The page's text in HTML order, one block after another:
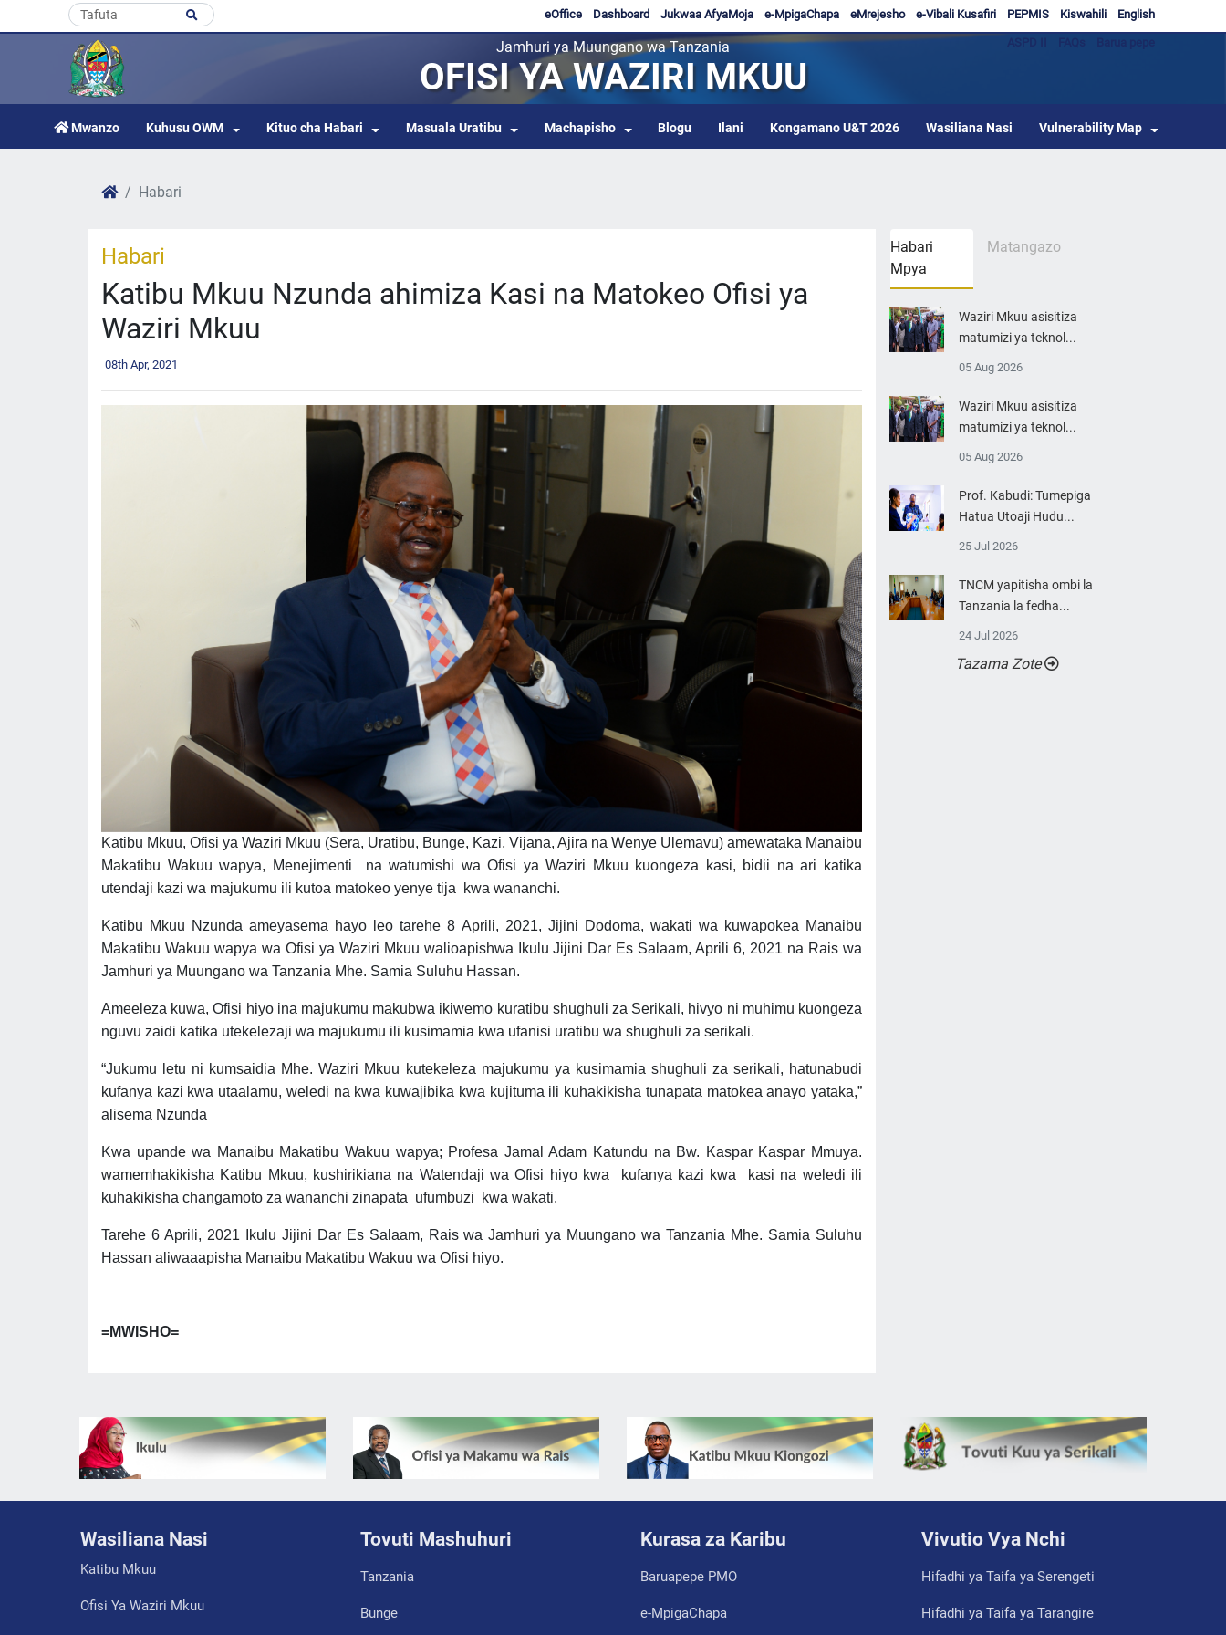
English
Kiswahili
PEPMIS
e-Vibali Kusafiri
eMrejesho
e-MpigaChapa
Jukwaa AfyaMoja
Dashboard
eOffice
Jamhuri ya Muungano wa Tanzania
OFISI YA WAZIRI MKUU
Mwanzo Kuhusu OWM Kituo cha Habari Masuala Uratibu Machapisho Blogu Ilani Kongamano U&T 2026 Wasiliana Nasi Vulnerability Map
Habari
Habari
Katibu Mkuu Nzunda ahimiza Kasi na Matokeo Ofisi ya
Waziri Mkuu
08th Apr, 2021
Katibu Mkuu, Ofisi ya Waziri Mkuu (Sera, Uratibu, Bunge, Kazi, Vijana, Ajira na Wenye Ulemavu) amewataka Manaibu
Makatibu Wakuu wapya, Menejimenti na watumishi wa Ofisi ya Waziri Mkuu kuongeza kasi, bidii na ari katika
utendaji kazi wa majukumu ili kutoa matokeo yenye tija kwa wananchi.
Katibu Mkuu Nzunda ameyasema hayo leo tarehe 8 Aprili, 2021, Jijini Dodoma, wakati wa kuwapokea Manaibu
Makatibu Wakuu wapya wa Ofisi ya Waziri Mkuu walioapishwa Ikulu Jijini Dar Es Salaam, Aprili 6, 2021 na Rais wa
Jamhuri ya Muungano wa Tanzania Mhe. Samia Suluhu Hassan.
Ameeleza kuwa, Ofisi hiyo ina majukumu makubwa ikiwemo kuratibu shughuli za Serikali, hivyo ni muhimu kuongeza
nguvu zaidi katika utekelezaji wa majukumu ili kusimamia kwa ufanisi uratibu wa shughuli za serikali.
“Jukumu letu ni kumsaidia Mhe. Waziri Mkuu kutekeleza majukumu ya kusimamia shughuli za serikali, hatunabudi
kufanya kazi kwa utaalamu, weledi na kwa kuwajibika kwa kujituma ili kuhakikisha tunapata matokea anayo yataka,”
alisema Nzunda
Kwa upande wa Manaibu Makatibu Wakuu wapya; Profesa Jamal Adam Katundu na Bw. Kaspar Kaspar Mmuya.
wamemhakikisha Katibu Mkuu, kushirikiana na Watendaji wa Ofisi hiyo kwa kufanya kazi kwa kasi na weledi ili
kuhakikisha changamoto za wananchi zinapata ufumbuzi kwa wakati.
Tarehe 6 Aprili, 2021 Ikulu Jijini Dar Es Salaam, Rais wa Jamhuri ya Muungano wa Tanzania Mhe. Samia Suluhu
Hassan aliwaaapisha Manaibu Makatibu Wakuu wa Ofisi hiyo.
=MWISHO=
Habari
Mpya
Matangazo
Waziri Mkuu asisitiza
matumizi ya teknol...
05 Aug 2026
Waziri Mkuu asisitiza
matumizi ya teknol...
05 Aug 2026
Prof. Kabudi: Tumepiga
Hatua Utoaji Hudu...
25 Jul 2026
TNCM yapitisha ombi la
Tanzania la fedha...
24 Jul 2026
Tazama Zote
Wasiliana Nasi
Katibu Mkuu
Ofisi Ya Waziri Mkuu
Tovuti Mashuhuri
Tanzania
Bunge
Kurasa za Karibu
Baruapepe PMO
e-MpigaChapa
Vivutio Vya Nchi
Hifadhi ya Taifa ya Serengeti
Hifadhi ya Taifa ya Tarangire